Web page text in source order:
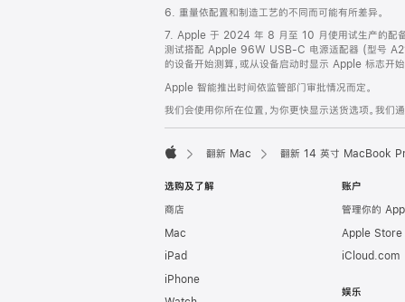
6. 重量依配置和制造工艺的不同而可能有所差异。
7. Apple 于 2024 年 8 月至 10 月使用试生产的配
测试搭配 Apple 96W USB-C 电源适配器 (型号
的设备开始测算，或从设备启动时显示 Apple 标志开
Apple 智能推出时间依监管部门审批情况而定。
我们会使用你所在位置，为你更快显示送货选项。我
翻新 Mac 翻新 14 英寸 MacBook
选购及了解
商店
Mac
iPad
iPhone
账户
管理你的
Apple Store
iCloud.com
娱乐